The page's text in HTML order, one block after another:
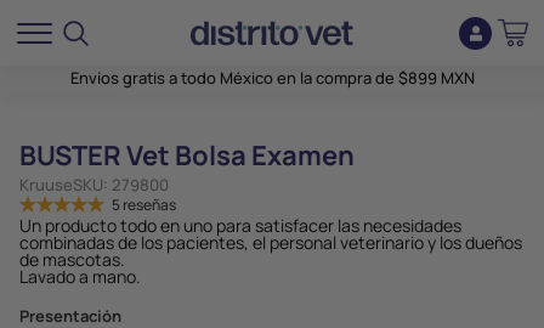
Envíos gratis a todo México en la compra de $899 MXN
BUSTER Vet Bolsa Examen
KruuseSKU: 279800
5 reseñas
Un producto todo en uno para satisfacer las necesidades
combinadas de los pacientes, el personal veterinario y los dueños
de mascotas.
Lavado a mano.
Presentación